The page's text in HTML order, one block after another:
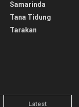
Samarinda
Tana Tidung
Tarakan
Latest